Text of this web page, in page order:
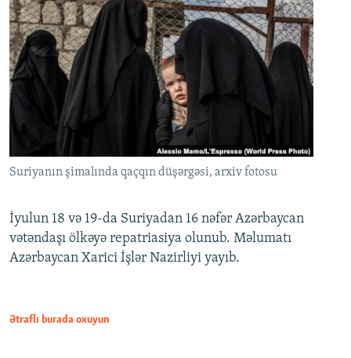
Suriyanın şimalında qaçqın düşərgəsi, arxiv fotosu
İyulun 18 və 19-da Suriyadan 16 nəfər Azərbaycan
vətəndaşı ölkəyə repatriasiya olunub. Məlumatı
Azərbaycan Xarici İşlər Nazirliyi yayıb.
Ətraflı burada oxuyun